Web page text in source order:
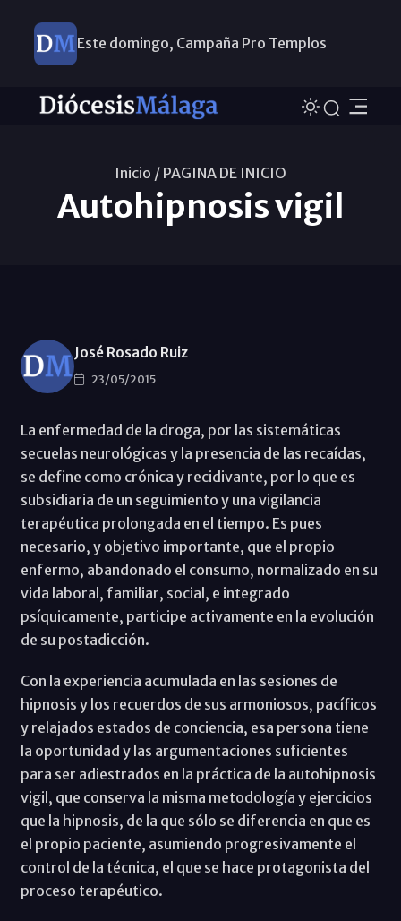
Este domingo, Campaña Pro Templos
Inicio / PAGINA DE INICIO
Autohipnosis vigil
José Rosado Ruiz
23/05/2015
La enfermedad de la droga, por las sistemáticas
secuelas neurológicas y la presencia de las recaídas,
se define como crónica y recidivante, por lo que es
subsidiaria de un seguimiento y una vigilancia
terapéutica prolongada en el tiempo. Es pues
necesario, y objetivo importante, que el propio
enfermo, abandonado el consumo, normalizado en su
vida laboral, familiar, social, e integrado
psíquicamente, participe activamente en la evolución
de su postadicción.
Con la experiencia acumulada en las sesiones de
hipnosis y los recuerdos de sus armoniosos, pacíficos
y relajados estados de conciencia, esa persona tiene
la oportunidad y las argumentaciones suficientes
para ser adiestrados en la práctica de la autohipnosis
vigil, que conserva la misma metodología y ejercicios
que la hipnosis, de la que sólo se diferencia en que es
el propio paciente, asumiendo progresivamente el
control de la técnica, el que se hace protagonista del
proceso terapéutico.